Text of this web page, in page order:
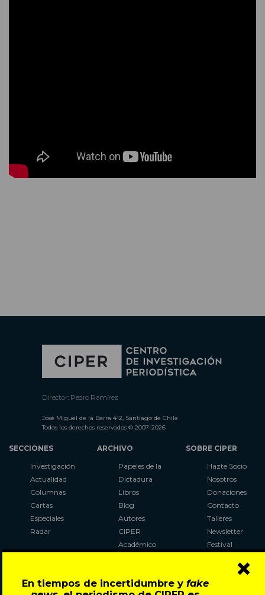
En tiempos de incertidumbre y fake
×
Director: Pedro Ramírez
José Miguel de la Barra 412, Santiago de Chile
Todos los derechos reservados © 2007-2026
SECCIONES
Investigación
Actualidad
Columnas
Cartas
Especiales
Radar
ARCHIVO
Papeles de la
Dictadura
Libros
Blog
Autores
CIPER
Académico
Al Plebiscito
SOBRE CIPER
Hazte Socio
Nosotros
Donaciones
Contacto
Talleres
Newsletter
Festival